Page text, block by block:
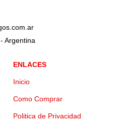
Argentina
ENLACES
Inicio
Como Comprar
Politica de Privacidad